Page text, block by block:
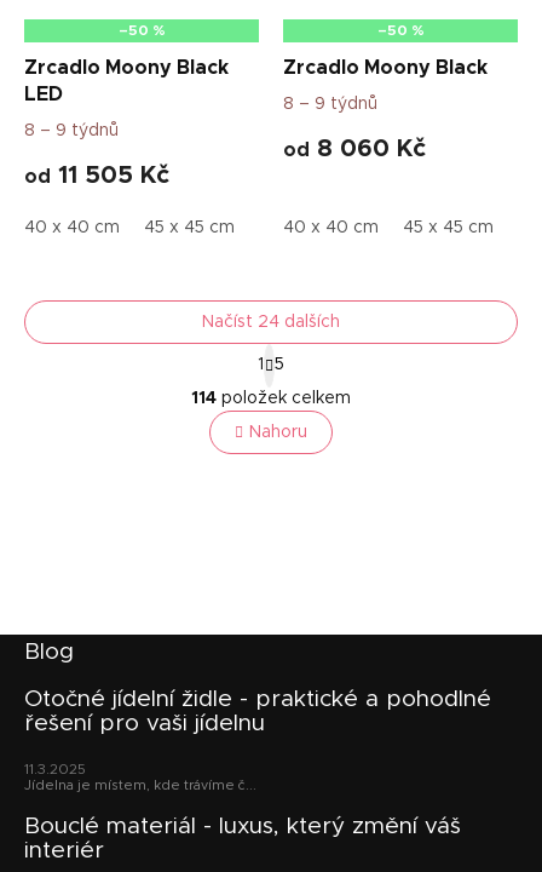
–50 %
Zrcadlo Moony Black
LED
8 – 9 týdnů
od 11 505 Kč
40 x 40 cm 45 x 45 cm 50 x 50 cm 55 x 55 cm 70 x
–50 %
Zrcadlo Moony Black
8 – 9 týdnů
od 8 060 Kč
40 x 40 cm 45 x 45 cm
O
v
l
á
k
ý
Načíst 24 dalších
t
r
á
n
k
1
5
114 položek celkem
Nahoru
Blog
Otočné jídelní židle - praktické a pohodlné
řešení pro vaši jídelnu
11.3.2025
Jídelna je místem, kde trávíme č...
Bouclé materiál - luxus, který změní váš
interiér